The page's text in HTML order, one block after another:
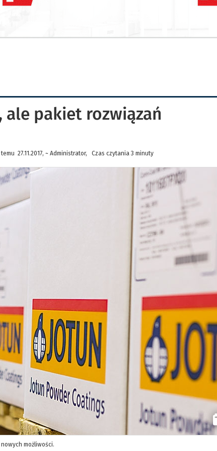
pakiet rozwiązań
27.11.2017, ~ Administrator, Czas czytania 3 minuty
możliwości.